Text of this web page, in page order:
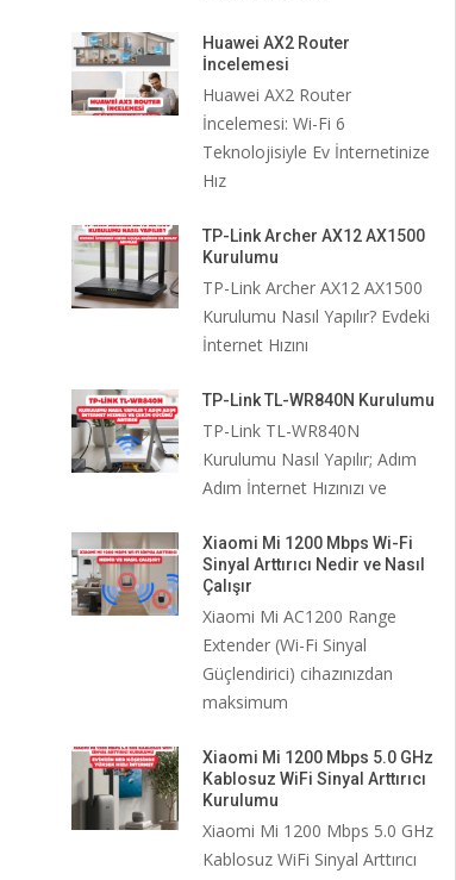
Huawei AX2 Router
İncelemesi
Huawei AX2 Router
İncelemesi: Wi-Fi 6
Teknolojisiyle Ev İnternetinize
Hız
TP-Link Archer AX12 AX1500
Kurulumu
TP-Link Archer AX12 AX1500
Kurulumu Nasıl Yapılır? Evdeki
İnternet Hızını
TP-Link TL-WR840N Kurulumu
TP-Link TL-WR840N
Kurulumu Nasıl Yapılır; Adım
Adım İnternet Hızınızı ve
Xiaomi Mi 1200 Mbps Wi-Fi
Sinyal Arttırıcı Nedir ve Nasıl
Çalışır
Xiaomi Mi AC1200 Range
Extender (Wi-Fi Sinyal
Güçlendirici) cihazınızdan
maksimum
Xiaomi Mi 1200 Mbps 5.0 GHz
Kablosuz WiFi Sinyal Arttırıcı
Kurulumu
Xiaomi Mi 1200 Mbps 5.0 GHz
Kablosuz WiFi Sinyal Arttırıcı